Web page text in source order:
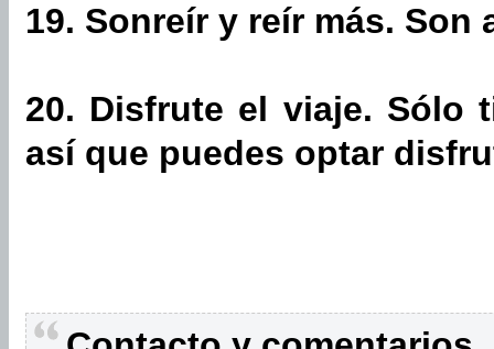
19. Sonreír y reír más.
20. Disfrute el viaje. Sólo
así que puedes optar